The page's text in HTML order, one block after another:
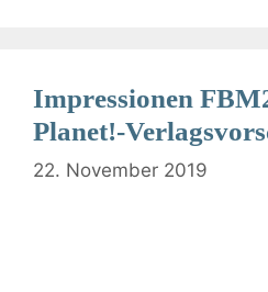
Impressionen
Planet!-
22. November 2019